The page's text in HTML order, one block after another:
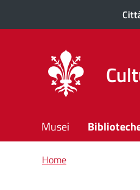
Musei
Briciole
di
Home